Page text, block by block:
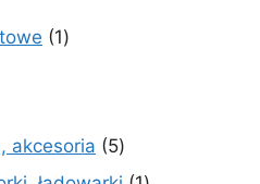
11
akcesoria 55
produktów